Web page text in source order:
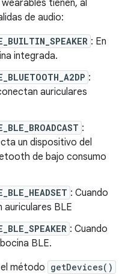
tienen, al
de audio:
: En
integrada.
:
auriculares
:
un dispositivo del
de bajo consumo
: Cuando
auriculares BLE
: Cuando
BLE.
método getDevices()